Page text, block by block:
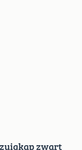
zwart